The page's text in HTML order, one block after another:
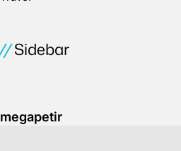
Sidebar
megapetir